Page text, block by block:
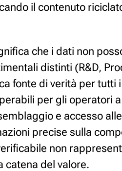
il contenuto
che i dati non
distinti (R&D,
fonte di verità per tutti
per gli operatori
e accesso
precise sulla
non
catena del valore.